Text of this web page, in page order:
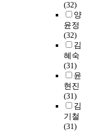
(32)
양
윤정
(32)
김
혜숙
(31)
윤
현진
(31)
김
기철
(31)